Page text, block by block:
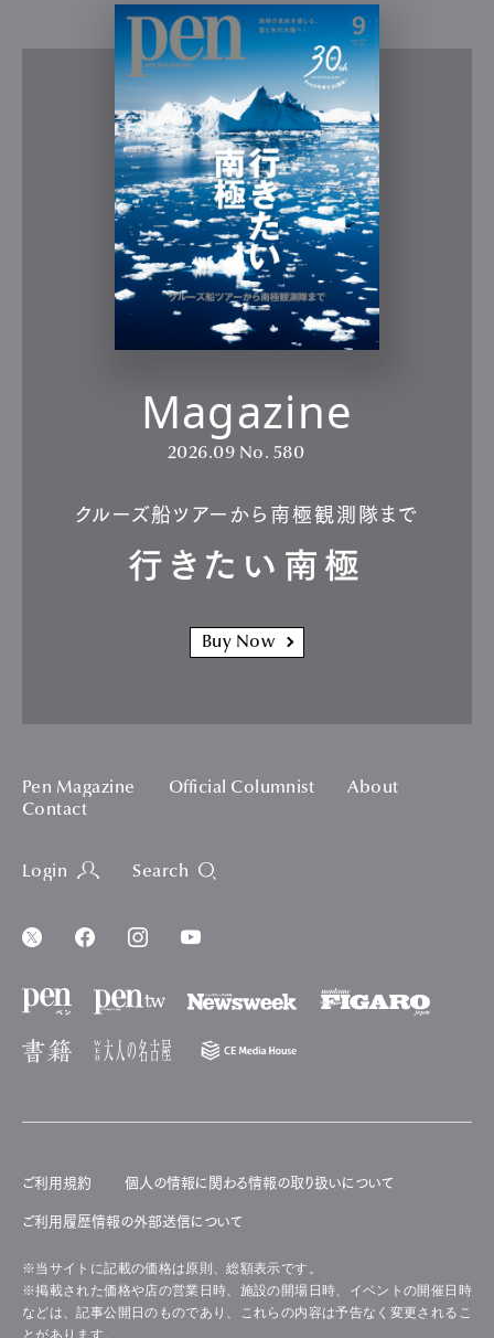
Magazine
2026.09 No. 580
クルーズ船ツアーから南極観測隊まで
行きたい南極
Buy Now
Pen Magazine Official Columnist
About
Contact
Login Search
ご利用規約 個人の情報に関わる情報の取り扱いについて
ご利用履歴情報の外部送信について
※当サイトに記載の価格は原則、総額表示です。
※掲載された価格や店の営業日時、施設の開場日時、イベントの開催日時
などは、記事公開日のものであり、これらの内容は予告なく変更されるこ